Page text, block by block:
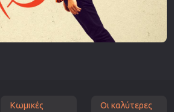
Κωμικές
Οι καλύτερες